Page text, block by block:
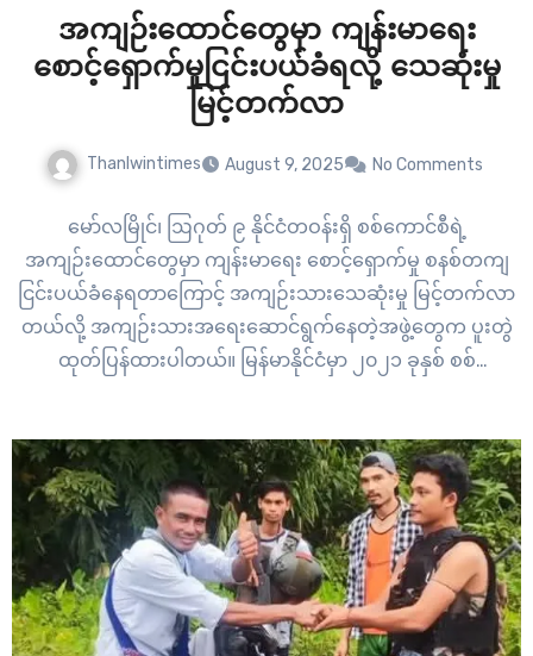
အကျဉ်းထောင်တွေမှာ ကျန်းမာရေး
စောင့်ရှောက်မှုငြင်းပယ်ခံရလို့ သေဆုံးမှု
မြင့်တက်လာ
Thanlwintimes August 9, 2025 No Comments
မော်လမြိုင်၊ ဩဂုတ် ၉ နိုင်ငံတဝန်းရှိ စစ်ကောင်စီရဲ့
အကျဉ်းထောင်တွေမှာ ကျန်းမာရေး စောင့်ရှောက်မှု စနစ်တကျ
ငြင်းပယ်ခံနေရတာကြောင့် အကျဉ်းသားသေဆုံးမှု မြင့်တက်လာ
တယ်လို့ အကျဉ်းသားအရေးဆောင်ရွက်နေတဲ့အဖွဲ့တွေက ပူးတွဲ
ထုတ်ပြန်ထားပါတယ်။ မြန်မာနိုင်ငံမှာ ၂၀၂၁ ခုနှစ် စစ်
အ‌ရေးလည်း ချိုးဖောက်ခံနေရတာကြောင့် အကျဉ်းထောင်
အတွင်း သေဆုံးမှုတွေ မြင့်တက်လာတာပါ။ စစ်အာဏာသိမ်းပြီး
နောက် မတရား ဖမ်းဆီးခံထားရတဲ့…